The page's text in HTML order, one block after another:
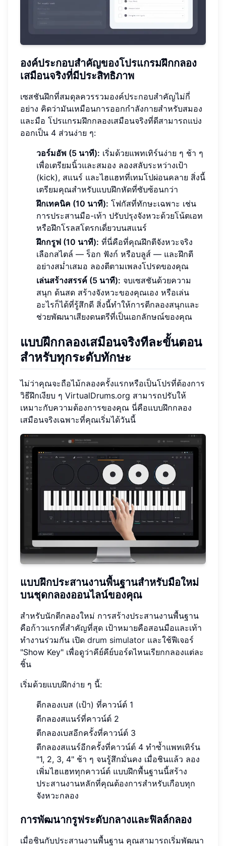
องค์ประกอบสำคัญของโปรแกรมฝึกกลอง
เสมือนจริงที่มีประสิทธิภาพ
เซสชันฝึกที่สมดุลควรรวมองค์ประกอบสำคัญไม่กี่
อย่าง คิดว่ามันเหมือนการออกกำลังกายสำหรับสมอง
และมือ โปรแกรมฝึกกลองเสมือนจริงที่ดีสามารถแบ่ง
ออกเป็น 4 ส่วนง่าย ๆ:
วอร์มอัพ (5 นาที): เริ่มด้วยแพทเทิร์นง่าย ๆ ช้า ๆ
เพื่อเตรียมนิ้วและสมอง ลองสลับระหว่างเป้า
(kick), สแนร์ และไฮแฮทที่เทมโปผ่อนคลาย สิ่งนี้
เตรียมคุณสำหรับแบบฝึกหัดที่ซับซ้อนกว่า
ฝึกเทคนิค (10 นาที): โฟกัสที่ทักษะเฉพาะ เช่น
การประสานมือ-เท้า ปรับปรุงจังหวะด้วยโน้ตเอท
หรือฝึกโรลสโตรกเดี่ยวบนสแนร์
ฝึกกรูฟ (10 นาที): ที่นี่คือที่คุณฝึกตีจังหวะจริง
เลือกสไตล์ — ร็อก ฟังก์ หรือบลูส์ — และฝึกตี
อย่างสม่ำเสมอ ลองตีตามเพลงโปรดของคุณ
เล่นสร้างสรรค์ (5 นาที): จบเซสชันด้วยความ
สนุก ด้นสด สร้างจังหวะของคุณเอง หรือเล่น
อะไรก็ได้ที่รู้สึกดี สิ่งนี้ทำให้การตีกลองสนุกและ
ช่วยพัฒนาเสียงดนตรีที่เป็นเอกลักษณ์ของคุณ
แบบฝึกกลองเสมือนจริงทีละขั้นตอน
สำหรับทุกระดับทักษะ
ไม่ว่าคุณจะถือไม้กลองครั้งแรกหรือเป็นโปรที่ต้องการ
วิธีฝึกเงียบ ๆ VirtualDrums.org สามารถปรับให้
เหมาะกับความต้องการของคุณ นี่คือแบบฝึกกลอง
เสมือนจริงเฉพาะที่คุณเริ่มได้วันนี้
แบบฝึกประสานงานพื้นฐานสำหรับมือใหม่
บนชุดกลองออนไลน์ของคุณ
สำหรับนักตีกลองใหม่ การสร้างประสานงานพื้นฐาน
คือก้าวแรกที่สำคัญที่สุด เป้าหมายคือสอนมือและเท้า
ทำงานร่วมกัน เปิด drum simulator และใช้ฟีเจอร์
"Show Key" เพื่อดูว่าคีย์คีย์บอร์ดไหนเรียกกลองแต่ละ
ชิ้น
เริ่มด้วยแบบฝึกง่าย ๆ นี้:
ตีกลองเบส (เป้า) ที่คาวน์ต์ 1
ตีกลองสแนร์ที่คาวน์ต์ 2
ตีกลองเบสอีกครั้งที่คาวน์ต์ 3
ตีกลองสแนร์อีกครั้งที่คาวน์ต์ 4 ทำซ้ำแพทเทิร์น
"1, 2, 3, 4" ช้า ๆ จนรู้สึกมั่นคง เมื่อชินแล้ว ลอง
เพิ่มไฮแฮททุกคาวน์ต์ แบบฝึกพื้นฐานนี้สร้าง
ประสานงานหลักที่คุณต้องการสำหรับเกือบทุก
จังหวะกลอง
การพัฒนากรูฟระดับกลางและฟิลล์กลอง
เมื่อชินกับประสานงานพื้นฐาน คุณสามารถเริ่มพัฒนา